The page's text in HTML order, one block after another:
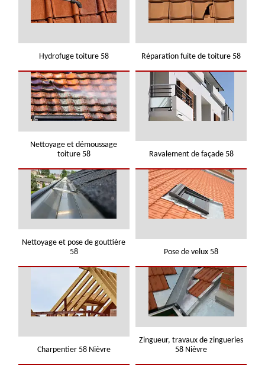
Hydrofuge toiture 58 Réparation fuite de toiture 58
Nettoyage et démoussage
toiture 58
Ravalement de façade 58
Nettoyage et pose de gouttière
58
Pose de velux 58
Charpentier 58 Nièvre
Zingueur, travaux de zingueries
58 Nièvre